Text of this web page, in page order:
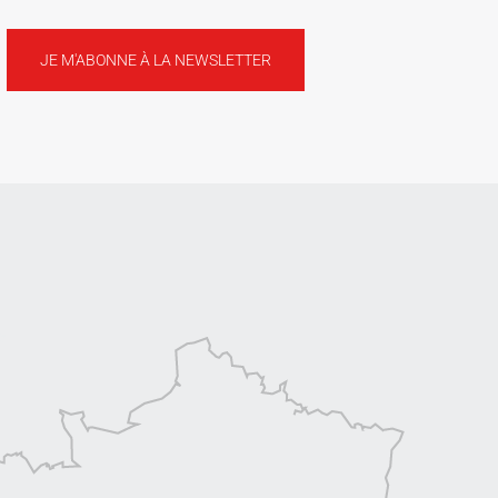
JE M'ABONNE À LA NEWSLETTER